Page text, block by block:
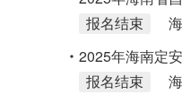
报名结束
2025年海南定
报名结束